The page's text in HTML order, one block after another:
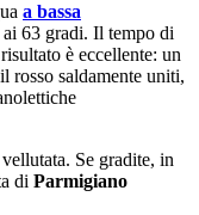
a bassa
ai 63 gradi. Il tempo di
è eccellente: un
rosso saldamente uniti,
Se gradite, in
di Parmigiano